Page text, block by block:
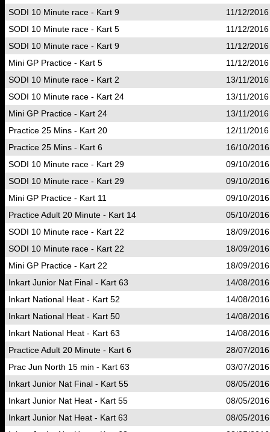
SODI 10 Minute race - Kart 9
11/12/
SODI 10 Minute race - Kart 5
11/12/
SODI 10 Minute race - Kart 9
11/12/
Mini GP Practice - Kart 5
11/12/
SODI 10 Minute race - Kart 2
13/11/
SODI 10 Minute race - Kart 24
13/11/
Mini GP Practice - Kart 24
13/11/
Practice 25 Mins - Kart 20
12/11/
Practice 25 Mins - Kart 6
16/10/
SODI 10 Minute race - Kart 29
09/10/
SODI 10 Minute race - Kart 29
09/10/
Mini GP Practice - Kart 11
09/10/
Practice Adult 20 Minute - Kart 14
05/10/
SODI 10 Minute race - Kart 22
18/09/
SODI 10 Minute race - Kart 22
18/09/
Mini GP Practice - Kart 22
18/09/
Inkart Junior Nat Final - Kart 63
14/08/
Inkart National Heat - Kart 52
14/08/
Inkart National Heat - Kart 50
14/08/
Inkart National Heat - Kart 63
14/08/
Practice Adult 20 Minute - Kart 6
28/07/
Prac Jun North 15 min - Kart 63
03/07/
Inkart Junior Nat Final - Kart 55
08/05/
Inkart Junior Nat Heat - Kart 55
08/05/
Inkart Junior Nat Heat - Kart 63
08/05/